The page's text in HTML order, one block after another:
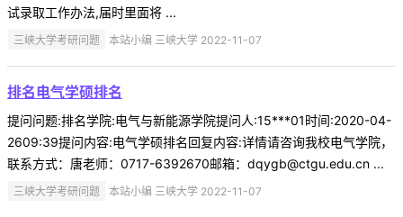
试录取工作办法,届时里面将 ...
三峡大学考研问题 本站小编 三峡大学 2022-11-07
排名电气学硕排名
提问问题:排名学院:电气与新能源学院提问人:15***01时间:2020-04-
2609:39提问内容:电气学硕排名回复内容:详情请咨询我校电气学院，
联系方式：唐老师：0717-6392670邮箱：dqygb@ctgu.edu.cn ...
三峡大学考研问题 本站小编 三峡大学 2022-11-07